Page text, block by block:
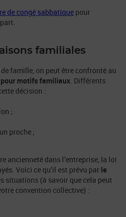
de congé sabbatique pour
familiales
famille, on peut être confronté au
motifs familiaux. Différents
décision :
;
proche ;
ancienneté dans l’entreprise, la loi
Voici ce qu’il est prévu par le
situations (à savoir que cela peut
convention collective) :